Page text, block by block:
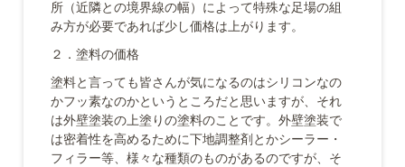
所（近隣との境界線の幅）によって特殊な足場の組
み方が必要であれば少し価格は上がります。
２．塗料の価格
塗料と言っても皆さんが気になるのはシリコンなの
かフッ素なのかというところだと思いますが、それ
は外壁塗装の上塗りの塗料のことです。外壁塗装で
は密着性を高めるために下地調整剤とかシーラー・
フィラー等、様々な種類のものがあるのですが、そ